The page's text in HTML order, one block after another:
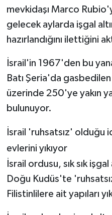
mevkidaşı Marco
gelecek aylarda işgal
hazırlandığını ilettiğini
İsrail'in 1967'den bu
Batı Şeria'da
üzerinde 250'ye yakın
bulunuyor.
İsrail 'ruhsatsız' olduğu
evlerini yıkıyor
İsrail ordusu, sık sık
Doğu Kudüs'te
Filistinlilere ait yapıları